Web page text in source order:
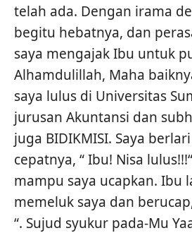
telah ada. Dengan irama
begitu hebatnya, dan
saya mengajak Ibu untuk
Alhamdulillah, Maha
saya lulus di Universitas
jurusan Akuntansi dan
juga BIDIKMISI. Saya
cepatnya, “ Ibu! Nisa
mampu saya ucapkan. Ibu
memeluk saya dan
“. Sujud syukur pada-Mu